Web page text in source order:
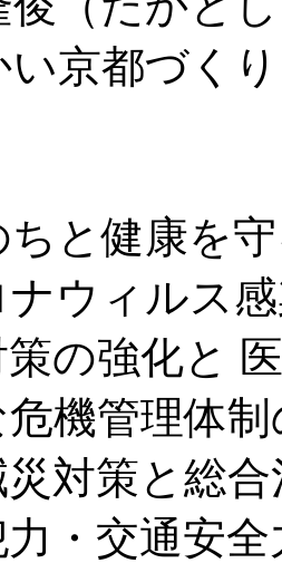
京都づく
と健康を
ウィルス
の強化と
機管理体
対策と総
・交通安